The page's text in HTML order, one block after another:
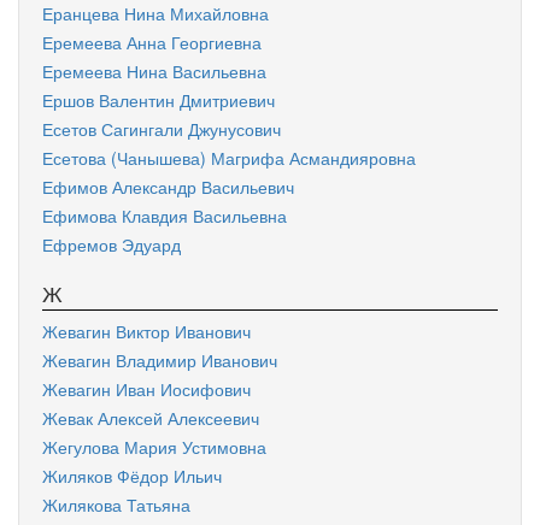
Еранцева Нина Михайловна
Еремеева Анна Георгиевна
Еремеева Нина Васильевна
Ершов Валентин Дмитриевич
Есетов Сагингали Джунусович
Есетова (Чанышева) Магрифа Асмандияровна
Ефимов Александр Васильевич
Ефимова Клавдия Васильевна
Ефремов Эдуард
Ж
Жевагин Виктор Иванович
Жевагин Владимир Иванович
Жевагин Иван Иосифович
Жевак Алексей Алексеевич
Жегулова Мария Устимовна
Жиляков Фёдор Ильич
Жилякова Татьяна